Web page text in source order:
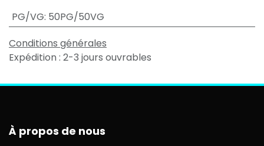
PG/VG: 50PG/50VG
Conditions générales
Expédition : 2-3 jours ouvrables
À propos de nous